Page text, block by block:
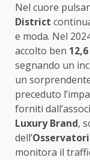
Nel cuore
District
e moda. Nel
accolto ben
segnando un
un
preceduto
forniti
Luxury Brand,
dell’
monitora il